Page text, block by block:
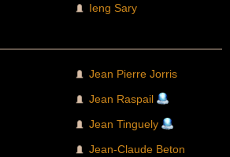
Ieng Sary
Jean Pierre Jorris
Jean Raspail
Jean Tinguely
Jean-Claude Beton